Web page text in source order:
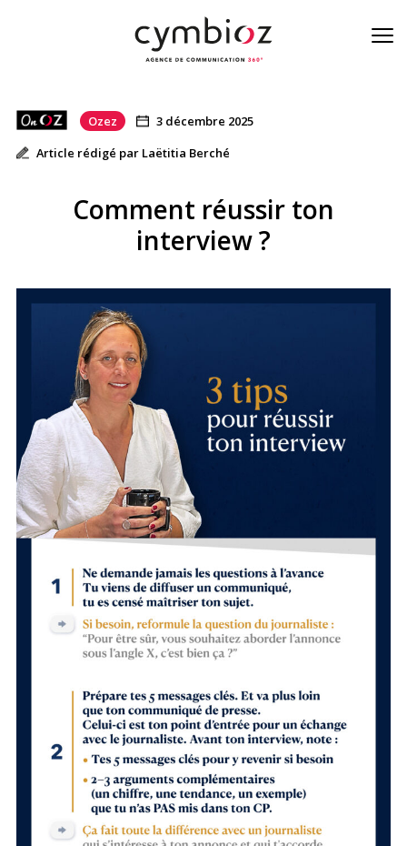
À la une de la cyber
Nos métiers
On est là
Contact
Recherche
Ozez
3 décembre 2025
Article rédigé par Laëtitia Berché
Comment réussir ton
interview ?